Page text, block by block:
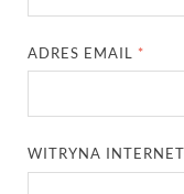
ADRES EMAIL *
WITRYNA